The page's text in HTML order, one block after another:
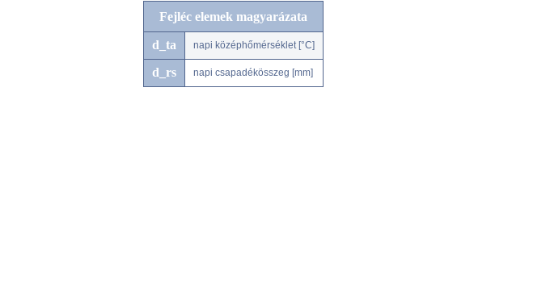
Fejléc elemek magyarázata
d_ta napi középhőmérséklet [°C]
d_rs napi csapadékösszeg [mm]